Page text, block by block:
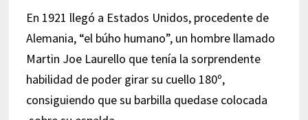
En 1921 llegó a Estados Unidos, procedente de
Alemania, “el búho humano”, un hombre llamado
Martin Joe Laurello que tenía la sorprendente
habilidad de poder girar su cuello 180º,
consiguiendo que su barbilla quedase colocada